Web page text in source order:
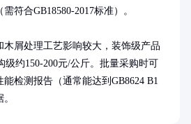
符合GB18580-2017标准）。
木屑处理工艺影响较大，装饰级产品
级约150-200元/公斤。批量采购时可
检测报告（通常能达到GB8624 B1